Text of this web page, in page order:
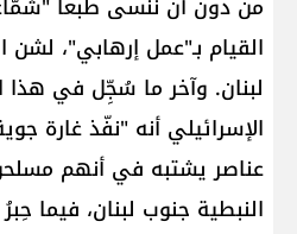
القيام بـ"عمل إرهابي"، لشن
لبنان. وآخر ما سُجِّل في هذا
الإسرائيلي أنه "نفّذ غارة
عناصر يشتبه في أنهم
النبطية جنوب لبنان، فيما